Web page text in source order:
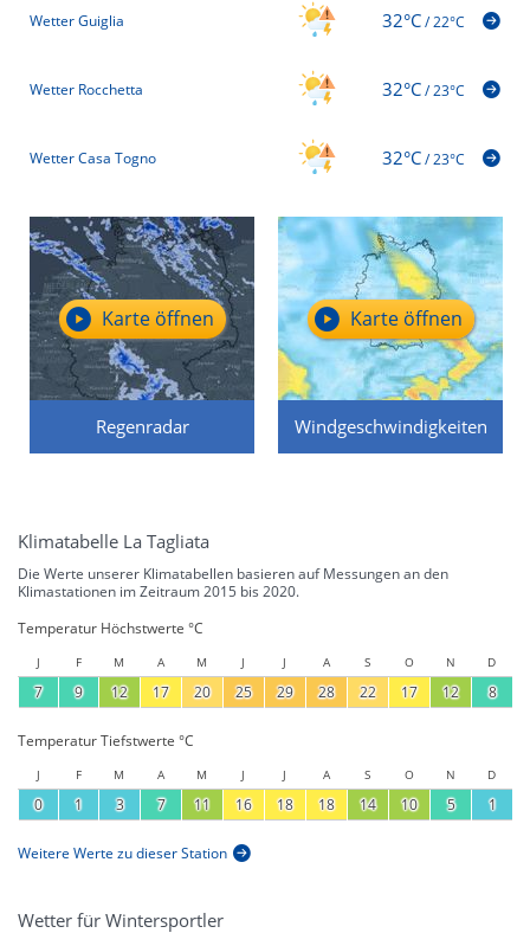
Wetter Guiglia 32°C/22°C
Wetter Rocchetta 32°C/23°C
Wetter Casa Togno 32°C/23°C
Regenradar
Karte öffnen
Windgeschwindigkeiten
Karte öffnen
Klimatabelle La Tagliata
Die Werte unserer Klimatabellen basieren auf Messungen an den
Klimastationen im Zeitraum 2015 bis 2020.
Temperatur Höchstwerte °C
J F M A M J J A S O N D
7 9 12 17 20 25 29 28 22 17 12 8
Temperatur Tiefstwerte °C
J F M A M J J A S O N D
0 1 3 7 11 16 18 18 14 10 5 1
Weitere Werte zu dieser Station
Wetter für Wintersportler